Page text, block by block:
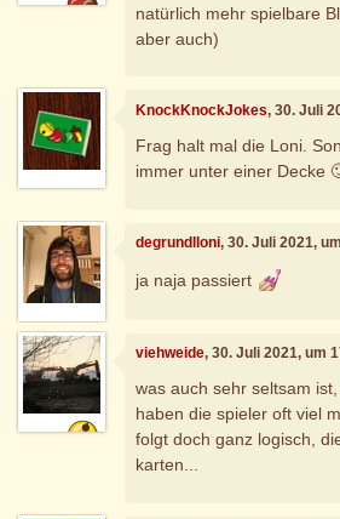
natürlich mehr spielbare
aber auch)
KnockKnockJokes, 30. Juli
Frag halt mal die Loni.
immer unter einer Decke
degrundlloni, 30. Juli 2021,
ja naja passiert
viehweide, 30. Juli 2021, um
was auch sehr seltsam
haben die spieler oft viel
folgt doch ganz logisch,
karten...